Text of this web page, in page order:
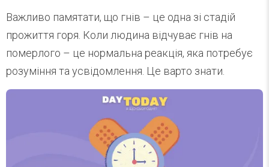
Важливо памятати, що гнів – це одна зі стадій
прожиття горя. Коли людина відчуває гнів на
померлого – це нормальна реакція, яка потребує
розуміння та усвідомлення. Це варто знати.